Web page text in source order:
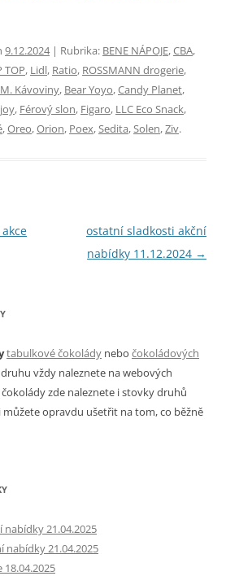
9.12.2024| Rubrika: BENE NÁPOJE,CBA,
TOP, Lidl, Ratio, ROSSMANN drogerie,
Kávoviny, Bear Yoyo,Candy Planet,
, Férový slon, Figaro, LLC Eco Snack,
,Oreo,Orion, Poex,Sedita,Solen,Ziv.
ostatní sladkosti akční
nabídky 11.12.2024 →
tabulkové čokolády nebo čokoládových
vždy naleznete na webových
zde naleznete i stovky druhů
opravdu ušetřit na tom, co běžně
21.04.2025
21.04.2025